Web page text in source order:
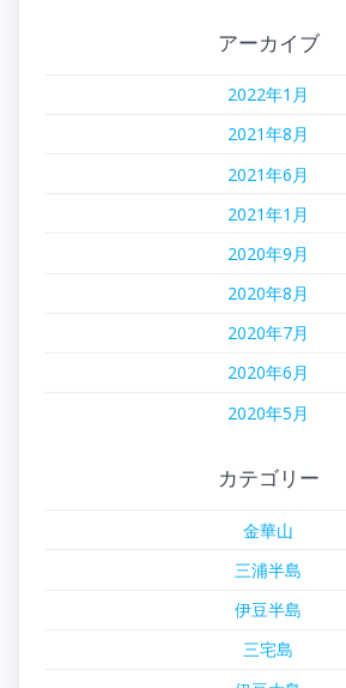
アーカイブ
2022年1月
2021年8月
2021年6月
2021年1月
2020年9月
2020年8月
2020年7月
2020年6月
2020年5月
カテゴリー
金華山
三浦半島
伊豆半島
三宅島